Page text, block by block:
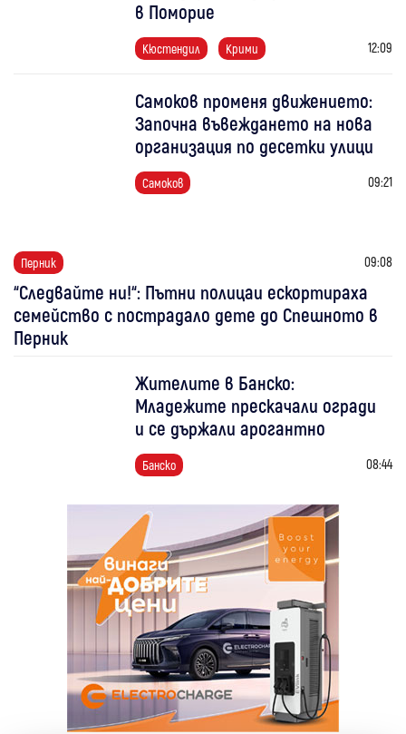
в Поморие
Кюстендил Крими 12:09
Самоков променя движението:
Започна въвеждането на нова
организация по десетки улици
Самоков 09:21
Перник 09:08
“Следвайте ни!“: Пътни полицаи ескортираха
семейство с пострадало дете до Спешното в
Перник
Жителите в Банско:
Младежите прескачали огради
и се държали арогантно
Банско 08:44